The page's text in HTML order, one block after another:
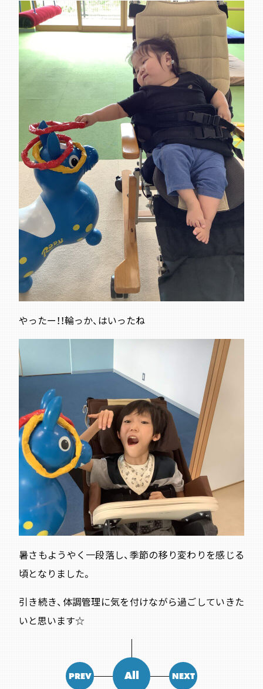
やったー！！輪っか、はいったね
暑さもようやく一段落し、季節の移り変わりを感じる
頃となりました。
引き続き、体調管理に気を付けながら過ごしていきた
いと思います☆
PREV All NEXT